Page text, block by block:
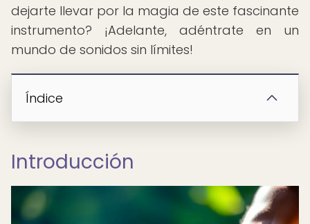
dejarte llevar por la magia de este fascinante
instrumento? ¡Adelante, adéntrate en un
mundo de sonidos sin límites!
Índice
Introducción